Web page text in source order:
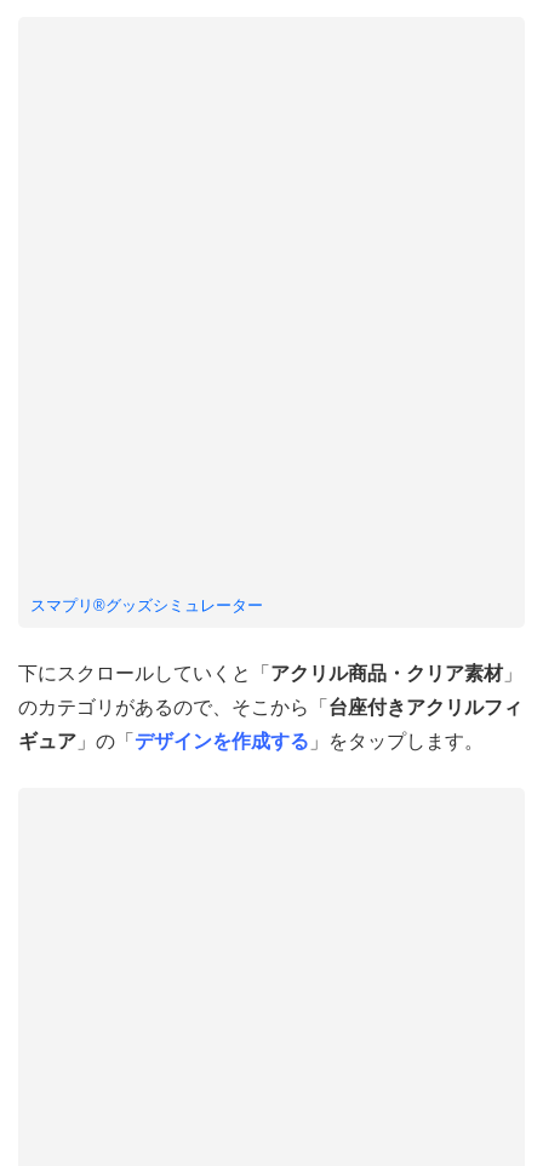
スマプリ®️グッズシミュレーター
下にスクロールしていくと「 アクリル商品・クリア素材」
のカテゴリがあるので、そこから「 台座付きアクリルフィ
ギュア 」の「 デザインを作成する 」をタップします。